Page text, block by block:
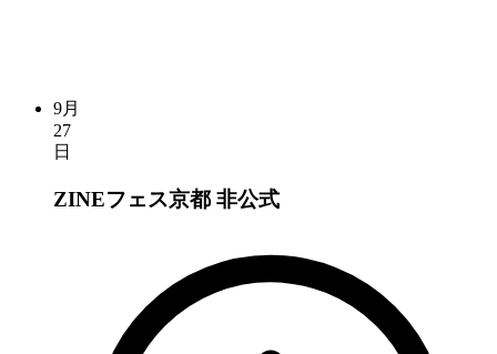
9月
27
日
ZINEフェス京都 非公式